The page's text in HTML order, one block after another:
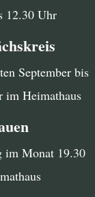
12.30 Uhr
September bis
Heimathaus
im Monat 19.30